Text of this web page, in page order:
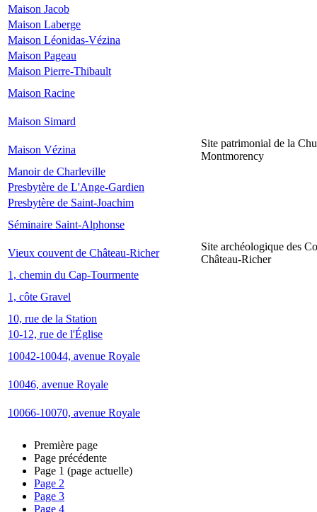
Maison Jacob
Maison Laberge
Maison Léonidas-Vézina
Maison Pageau
Maison Pierre-Thibault
Maison Racine
Maison Simard
Maison Vézina
Site patrimonial de la
Montmorency
Manoir de Charleville
Presbytère de L'Ange-Gardien
Presbytère de Saint-Joachim
Séminaire Saint-Alphonse
Vieux couvent de Château-Richer
Site archéologique des
Château-Richer
1, chemin du Cap-Tourmente
1, côte Gravel
10, rue de la Station
10-12, rue de l'Église
10042-10044, avenue Royale
10046, avenue Royale
10066-10070, avenue Royale
Première page
Page précédente
Page 1 (page actuelle)
Page 2
Page 3
Page 4